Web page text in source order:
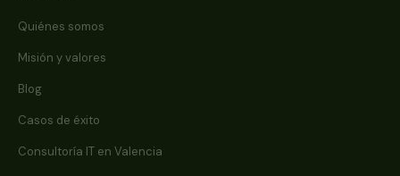
Quiénes somos
Misión y valores
Blog
Casos de éxito
Consultoría IT en Valencia